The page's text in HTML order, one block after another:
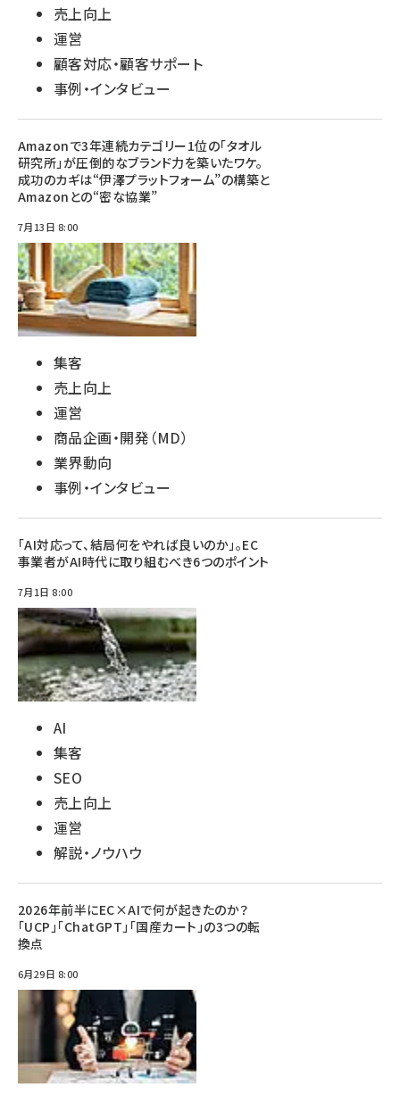
売上向上
運営
顧客対応・顧客サポート
事例・インタビュー
Amazonで3年連続カテゴリー1位の「タオル
研究所」が圧倒的なブランド力を築いたワケ。
成功のカギは“伊澤プラットフォーム”の構築と
Amazonとの“密な協業”
7月13日 8:00
集客
売上向上
運営
商品企画・開発（MD）
業界動向
事例・インタビュー
「AI対応って、結局何をやれば良いのか」。EC
事業者がAI時代に取り組むべき6つのポイント
7月1日 8:00
AI
集客
SEO
売上向上
運営
解説・ノウハウ
2026年前半にEC×AIで何が起きたのか？
「UCP」「ChatGPT」「国産カート」の3つの転
換点
6月29日 8:00